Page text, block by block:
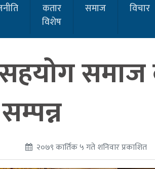
कतार
विशेष
समाज विचार
सहयोग
२०७९ कार्तिक ५ गते शनिवार प्रकाशित